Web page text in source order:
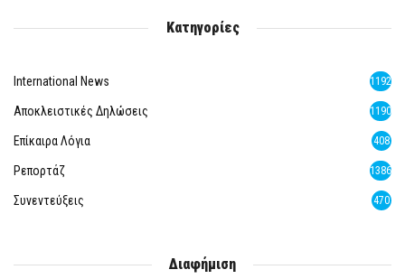
Κατηγορίες
International News 1192
Αποκλειστικές Δηλώσεις 1190
Επίκαιρα Λόγια 408
Ρεπορτάζ 1386
Συνεντεύξεις 470
Διαφήμιση